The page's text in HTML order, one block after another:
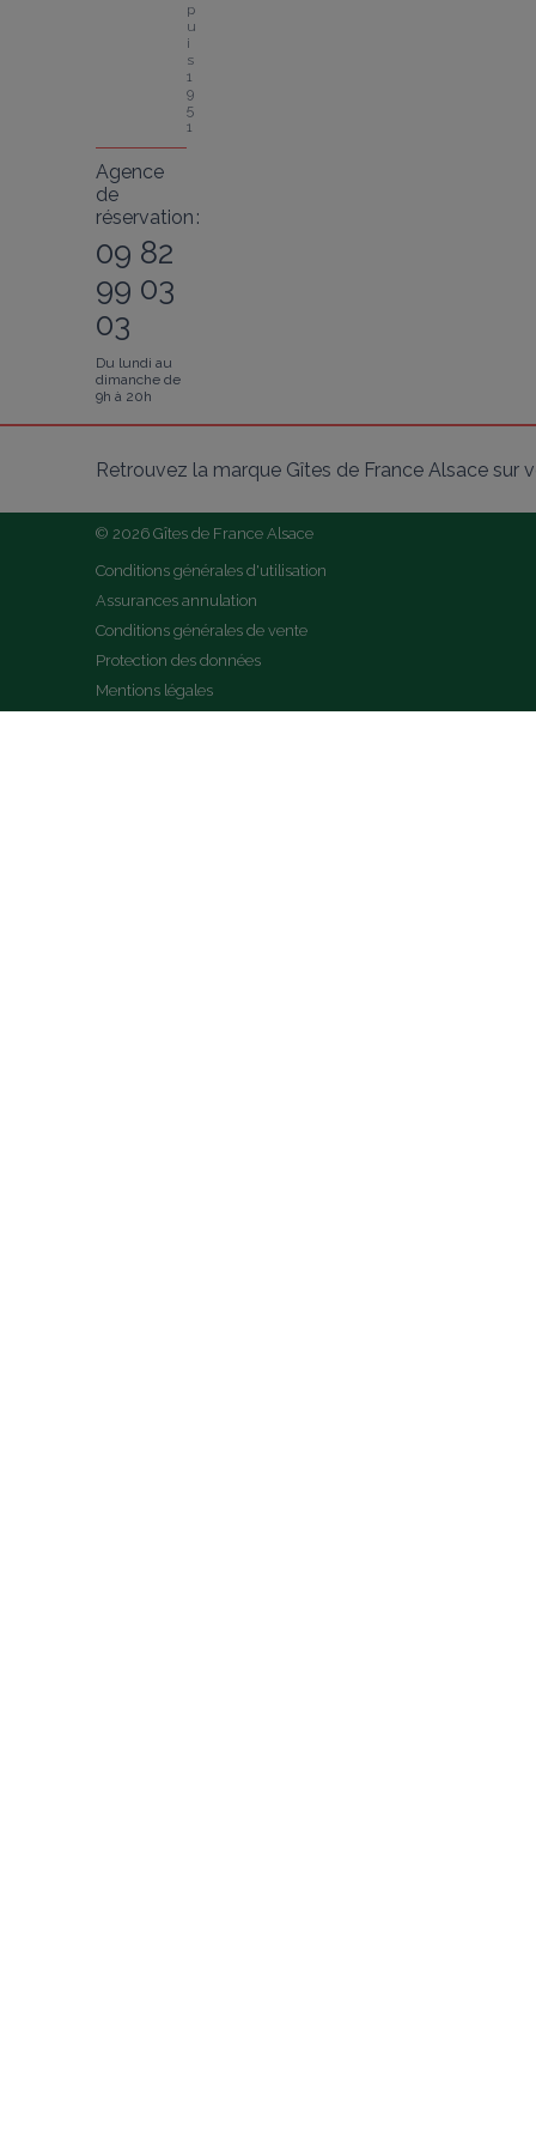
p
u
i
s
1
9
5
1
Agence
de
réservation :
09 82
99 03
03
Du lundi au
dimanche de
9h à 20h
Retrouvez la marque Gîtes de France Alsace sur
© 2026 Gîtes de France Alsace
Conditions générales d'utilisation
Assurances annulation
Conditions générales de vente
Protection des données
Mentions légales